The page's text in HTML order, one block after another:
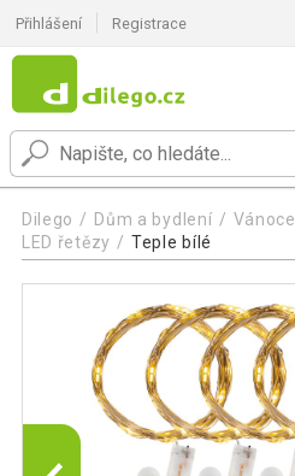
Přihlášení Registrace
Dilego Dům a bydlení Vánoce
LED řetězy
Teple bílé